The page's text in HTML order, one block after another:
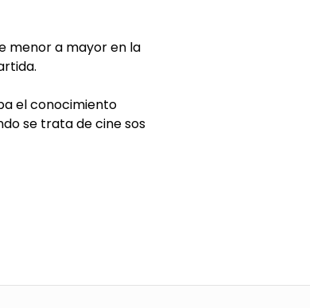
menor a mayor en la
el conocimiento
se trata de cine sos